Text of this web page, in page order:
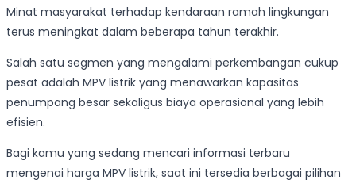
Minat masyarakat terhadap kendaraan ramah lingkungan
terus meningkat dalam beberapa tahun terakhir.
Salah satu segmen yang mengalami perkembangan cukup
pesat adalah MPV listrik yang menawarkan kapasitas
penumpang besar sekaligus biaya operasional yang lebih
efisien.
Bagi kamu yang sedang mencari informasi terbaru
mengenai harga MPV listrik, saat ini tersedia berbagai pilihan